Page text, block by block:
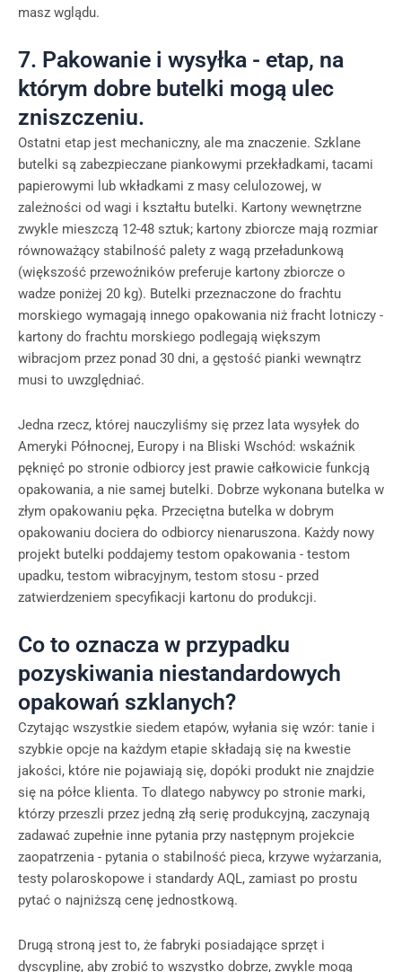
masz wglądu.
7. Pakowanie i wysyłka - etap, na
którym dobre butelki mogą ulec
zniszczeniu.
Ostatni etap jest mechaniczny, ale ma znaczenie. Szklane
butelki są zabezpieczane piankowymi przekładkami, tacami
papierowymi lub wkładkami z masy celulozowej, w
zależności od wagi i kształtu butelki. Kartony wewnętrzne
zwykle mieszczą 12-48 sztuk; kartony zbiorcze mają rozmiar
równoważący stabilność palety z wagą przeładunkową
(większość przewoźników preferuje kartony zbiorcze o
wadze poniżej 20 kg). Butelki przeznaczone do frachtu
morskiego wymagają innego opakowania niż fracht lotniczy -
kartony do frachtu morskiego podlegają większym
wibracjom przez ponad 30 dni, a gęstość pianki wewnątrz
musi to uwzględniać.
Jedna rzecz, której nauczyliśmy się przez lata wysyłek do
Ameryki Północnej, Europy i na Bliski Wschód: wskaźnik
pęknięć po stronie odbiorcy jest prawie całkowicie funkcją
opakowania, a nie samej butelki. Dobrze wykonana butelka w
złym opakowaniu pęka. Przeciętna butelka w dobrym
opakowaniu dociera do odbiorcy nienaruszona. Każdy nowy
projekt butelki poddajemy testom opakowania - testom
upadku, testom wibracyjnym, testom stosu - przed
zatwierdzeniem specyfikacji kartonu do produkcji.
Co to oznacza w przypadku
pozyskiwania niestandardowych
opakowań szklanych?
Czytając wszystkie siedem etapów, wyłania się wzór: tanie i
szybkie opcje na każdym etapie składają się na kwestie
jakości, które nie pojawiają się, dopóki produkt nie znajdzie
się na półce klienta. To dlatego nabywcy po stronie marki,
którzy przeszli przez jedną złą serię produkcyjną, zaczynają
zadawać zupełnie inne pytania przy następnym projekcie
zaopatrzenia - pytania o stabilność pieca, krzywe wyżarzania,
testy polaroskopowe i standardy AQL, zamiast po prostu
pytać o najniższą cenę jednostkową.
Drugą stroną jest to, że fabryki posiadające sprzęt i
dyscyplinę, aby zrobić to wszystko dobrze, zwykle mogą